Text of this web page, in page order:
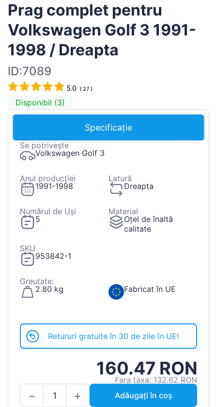
Prag complet pentru
Volkswagen Golf 3 1991-
1998 / Dreapta
ID:7089
5.0 ( 27 )
Disponibil (3)
Specificație
Se potrivește
Volkswagen Golf 3
Anul producției
1991-1998
Latură
Dreapta
Numărul de Uși
5
Material
Oțel de înaltă
calitate
SKU
953842-1
Greutate:
2.80 kg
Fabricat în UE
Retururi gratuite în 30 de zile în UE!
160.47 RON
Fara taxa: 132.62 RON
Adăugați în coș